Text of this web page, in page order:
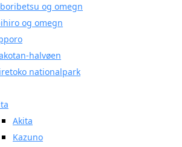
og omegn
og omegn
halvøen
nationalpark
Akita
Kazuno